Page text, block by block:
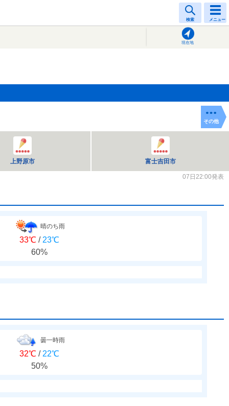
検索 メニュー
現在地
上野原市 富士吉田市
その他
07日22:00発表
晴のち雨
33℃ / 23℃
60%
曇一時雨
32℃ / 22℃
50%